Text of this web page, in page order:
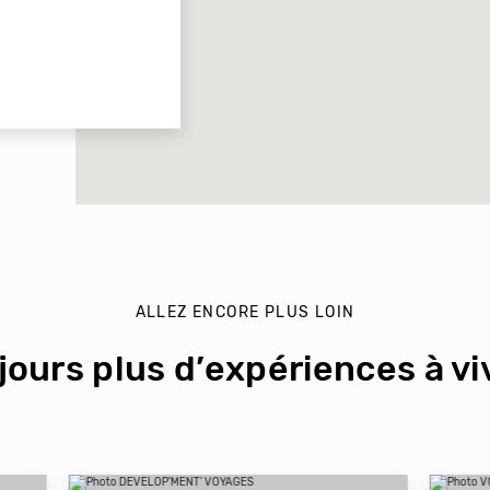
ALLEZ ENCORE PLUS LOIN
plus d’expériences à